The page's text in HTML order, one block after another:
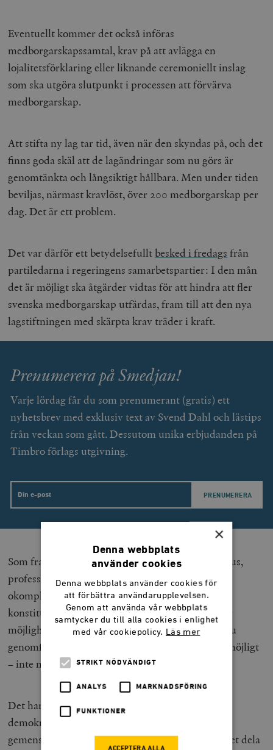
Eventuellt kommer det också införas
medborgarskapssamtal, krav på att avlägga en
lojalitetsförklaring eller liknande ceremoniellt inslag
som ska utgöra slutpunkt i processen att förvärva
medborgarskap.
Att stifta ny lag tar tid, även när den skyndas på, och det
finns goda skäl att de lagändringar som nu görs är
genomtänkta och långsiktigt hållbara. Men under tiden
beviljas, närmast kravlöst, över 200 medborgarskap per
dag. Det är ett problem.
Det var därför ett betydelsefullt besked i fredags från
partiledarna i regeringens samarbetspartier: I den mån
det är möjligt ska åtgärder vidtas för att hindra att fler
svenska medborgarskap utfärdas, fram till att den nya
lagstiftningen med skärpta krav träder i kraft.
Prenumerera på Smedjan!
Varje lördag får du som prenumerant (gratis) ett
nyhetsbrev med exklusiv text av Svend Dahl och lästips
från veckan som gått. Dessutom unika erbjudanden på
Timbro förlags utgivning.
Email
Som framgått av synpunkter från Joakim Nergelius,
professor i rättsvetenskap, är det emellertid inte
okomplicerat att åstadkomma detta på ett
konstitutionellt acceptabelt sätt. Men juridiken är
möjligheternas konst. Det är mycket annat som nu
genomförs, som tidigare påståtts vara juridiskt omöjligt
– inte minst avseende migrationspolitiken.
Det har likaså ofta varnats för diverse hot mot
demokratin. Att underminera den nationella
gemenskapen, genom att med gränslös frikostighet dela
×
Denna webbplats
använder cookies
Denna webbplats använder cookies för
att förbättra användarupplevelsen.
Genom att använda vår webbplats
samtycker du till alla cookies i enlighet
med vår cookiepolicy. Läs mer
STRIKT NÖDVÄNDIGT
ANALYS MARKNADSFÖRING
FUNKTIONER